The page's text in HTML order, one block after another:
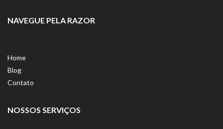
NAVEGUE PELA RAZOR
Home
Blog
Contato
NOSSOS SERVIÇOS